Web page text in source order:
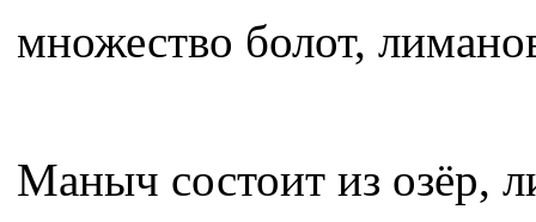
множество болот,
Маныч состоит из озёр,